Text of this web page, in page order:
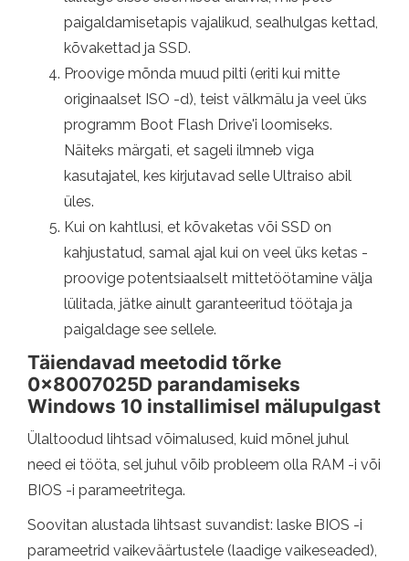
paigaldamisetapis vajalikud, sealhulgas kettad,
kõvakettad ja SSD.
Proovige mõnda muud pilti (eriti kui mitte
originaalset ISO -d), teist välkmälu ja veel üks
programm Boot Flash Drive'i loomiseks.
Näiteks märgati, et sageli ilmneb viga
kasutajatel, kes kirjutavad selle Ultraiso abil
üles.
Kui on kahtlusi, et kõvaketas või SSD on
kahjustatud, samal ajal kui on veel üks ketas -
proovige potentsiaalselt mittetöötamine välja
lülitada, jätke ainult garanteeritud töötaja ja
paigaldage see sellele.
Täiendavad meetodid tõrke
0x8007025D parandamiseks
Windows 10 installimisel mälupulgast
Ülaltoodud lihtsad võimalused, kuid mõnel juhul
need ei tööta, sel juhul võib probleem olla RAM -i või
BIOS -i parameetritega.
Soovitan alustada lihtsast suvandist: laske BIOS -i
parameetrid vaikeväärtustele (laadige vaikeseaded),